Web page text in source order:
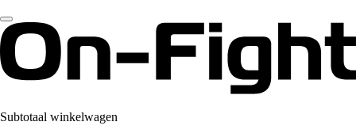
Subtotaal winkelwagen